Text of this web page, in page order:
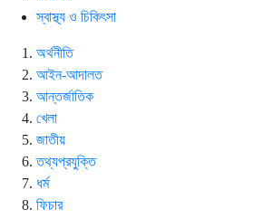
স্বাস্থ্য ও চিকিৎসা
অর্থনীতি
আইন-আদালত
আন্তর্জাতিক
খেলা
জাতীয়
তথ্যপ্রযুক্তি
ধর্ম
ফিচার